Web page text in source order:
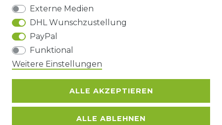
Impressum Daten­schutz­erklärung
Barrierefreiheitserklärung
VERTRAG WIDERRUFEN Kontakt
Externe Medien
DHL Wunschzustellung
PayPal
Funktional
Weitere Einstellungen
ALLE AKZEPTIEREN
ALLE ABLEHNEN